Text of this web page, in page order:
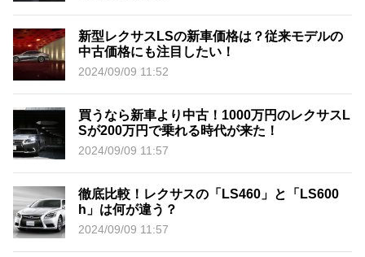
新型レクサスLSの新車価格は？従来モデルの
中古価格にも注目したい！
2024/09/09 11:52
買うなら新車より中古！1000万円のレクサスL
Sが200万円で乗れる時代が来た！
2024/09/09 11:57
徹底比較！レクサスの「LS460」と「LS600
h」は何が違う？
2024/09/09 11:57